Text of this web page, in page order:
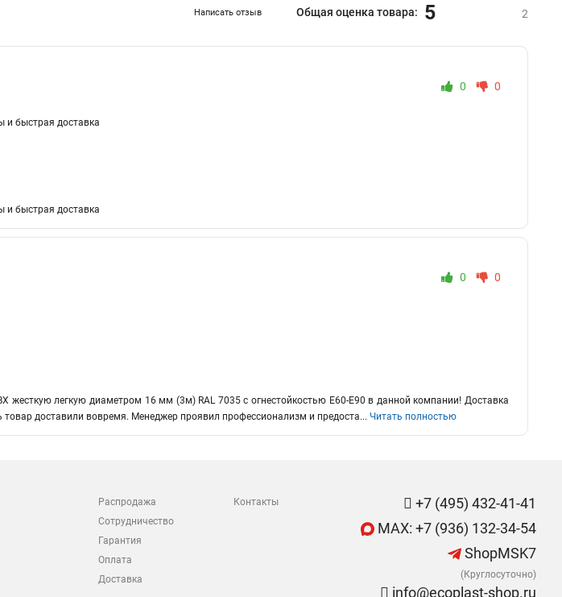
Написать отзыв Общая оценка товара: 5 2
0
0
и быстрая доставка
и быстрая доставка
0
0
жесткую легкую диаметром 16 мм (3м) RAL 7035 с огнестойкостью E60-E90 в данной компании! Доставка
доставили вовремя. Менеджер проявил профессионализм и предоста... Читать полностью
Распродажа
Сотрудничество
Гарантия
Оплата
Доставка
Контакты
+7 (495) 432-41-41
MAX: +7 (936) 132-34-54
ShopMSK7
(Круглосуточно)
info@ecoplast-shop.ru